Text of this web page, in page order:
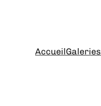
AccueilGaleries